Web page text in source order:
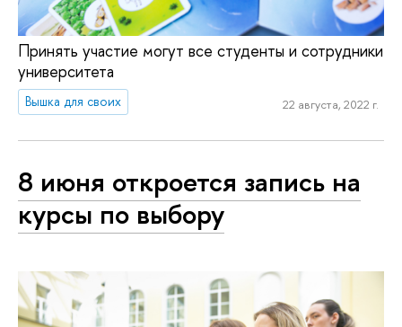
Принять участие могут все студенты и сотрудники
университета
Вышка для своих 22 августа, 2022 г.
8 июня откроется запись на
курсы по выбору